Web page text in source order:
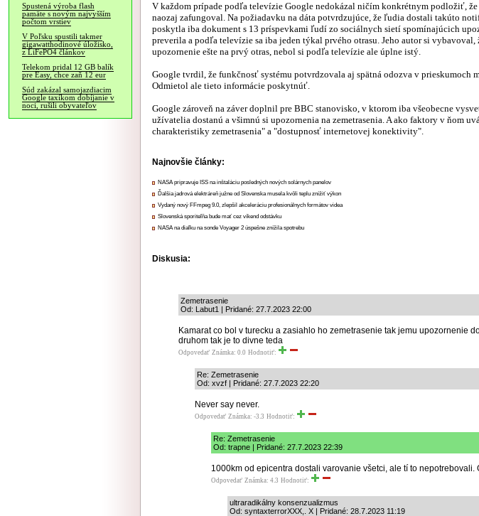
Spustená výroba flash
pamäte s novým najvyšším
počtom vrstiev
V Poľsku spustili takmer
gigawatthodinové úložisko,
z LiFePO4 článkov
Telekom pridal 12 GB balík
pre Easy, chce zaň 12 eur
Súd zakázal samojazdiacim
Google taxíkom dobíjanie v
noci, rušili obyvateľov
V každom prípade podľa televízie Google nedokázal ničím konkrétnym podložiť, že
naozaj zafungoval. Na požiadavku na dáta potvrdzujúce, že ľudia dostali takúto
poskytla iba dokument s 13 príspevkami ľudí zo sociálnych sietí spomínajúcich
preverila a podľa televízie sa iba jeden týkal prvého otrasu. Jeho autor si vybavoval,
upozornenie ešte na prvý otras, nebol si podľa televízie ale úplne istý.
Google tvrdil, že funkčnosť systému potvrdzovala aj spätná odozva v prieskumoch
Odmietol ale tieto informácie poskytnúť.
Google zároveň na záver doplnil pre BBC stanovisko, v ktorom iba všeobecne
užívatelia dostanú a všimnú si upozornenia na zemetrasenia. A ako faktory v ňom
charakteristiky zemetrasenia" a "dostupnosť internetovej konektivity".
Najnovšie články:
NASA pripravuje ISS na inštaláciu posledných nových solárnych panelov
Ďalšia jadrová elektráreň južne od Slovenska musela kvôli teplu znížiť výkon
Vydaný nový FFmpeg 9.0, zlepšil akceleráciu profesionálnych formátov videa
Slovenská sporiteľňa bude mať cez víkend odstávku
NASA na diaľku na sonde Voyager 2 úspešne znížila spotrebu
Diskusia:
Zemetrasenie
Od: Labut1 | Pridané: 27.7.2023 22:00
Kamarat co bol v turecku a zasiahlo ho zemetrasenie tak jemu upozornenie
druhom tak je to divne teda
Odpovedať Známka: 0.0 Hodnotiť:
Re: Zemetrasenie
Od: xvzf | Pridané: 27.7.2023 22:20
Never say never.
Odpovedať Známka: -3.3 Hodnotiť:
Re: Zemetrasenie
Od: trapne | Pridané: 27.7.2023 22:39
1000km od epicentra dostali varovanie všetci, ale tí to nepotrebovali.
Odpovedať Známka: 4.3 Hodnotiť:
ultraradikálny konsenzualizmus
Od: syntaxterrorXXX,. X | Pridané: 28.7.2023 11:19